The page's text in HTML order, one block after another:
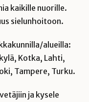
kaikille nuorille.
sielunhoitoon.
alueilla:
Kotka, Lahti,
Tampere, Turku.
ja kysele